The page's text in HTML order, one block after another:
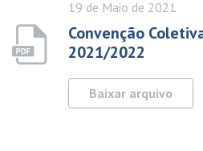
19 de Maio de 2021
Convenção
2021/2022
Baixar arquivo